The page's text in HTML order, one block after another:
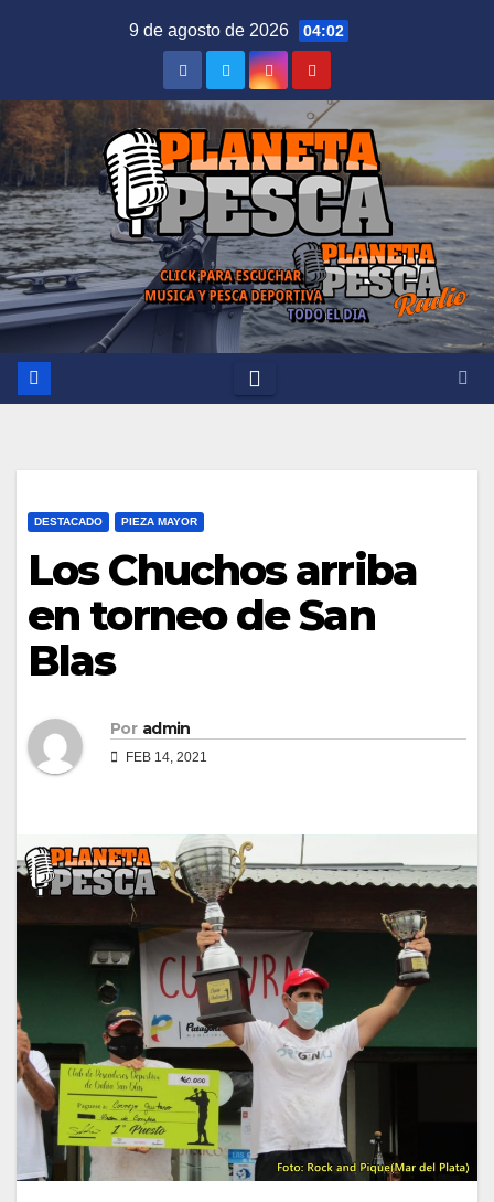
9 de agosto de 2026 04:02
DESTACADO PIEZA MAYOR
Los Chuchos arriba
en torneo de San
Blas
Por admin
FEB 14, 2021